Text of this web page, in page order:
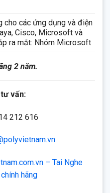
cho các ứng dụng và điện
Cisco, Microsoft và
ra mắt: Nhóm Microsoft
2 năm.
vấn:
212 616
– Tai Nghe
hãng